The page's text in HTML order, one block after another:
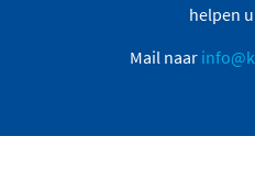
helpen
Mail naar